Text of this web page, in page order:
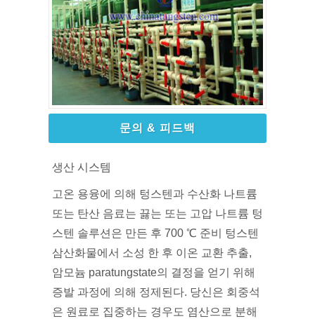
문의 & 피드백
생산 시스템
고온 용융에 의해 텅스텐과 수산화 나트륨
또는 탄산 음료는 끓는 또는 고압 나트륨 텅
스텐 솔루션은 만든 후 700 ℃ 준비 텅스텐
삼산화물에서 소성 한 후 이온 교환 추출,
암모늄 paratungstate의 결정을 얻기 위해
증발 과정에 의해 정제된다. 당신은 회중석
은 원료로 집중하는 경우도 염산으로 분해